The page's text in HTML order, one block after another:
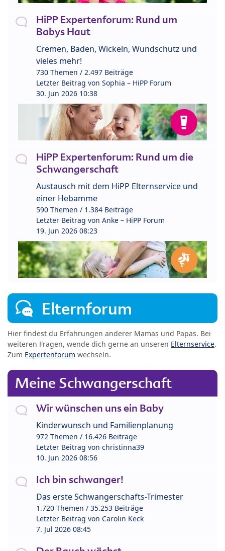
HiPP Expertenforum: Rund um
Babys Haut
Cremen, Baden, Wickeln, Wundschutz und
vieles mehr!
730 Themen / 2.497 Beiträge
Letzter Beitrag von Sophia – HiPP Forum
30. Jun 2026 10:38
HiPP Expertenforum: Rund um die
Schwangerschaft
Austausch mit dem HiPP Elternservice und
einer Hebamme
590 Themen / 1.384 Beiträge
Letzter Beitrag von Anke – HiPP Forum
19. Jun 2026 08:23
Elternforum
Hier findest du Erfahrungen anderer Mamas und Papas. Bei
weiteren Fragen, wende dich gerne an unseren Elternservice.
Zum Expertenforum wechseln.
Meine Schwangerschaft
Wir wünschen uns ein Baby
Kinderwunsch und Familienplanung
972 Themen / 16.426 Beiträge
Letzter Beitrag von christinna39
10. Jun 2026 08:56
Ich bin schwanger!
Das erste Schwangerschafts-Trimester
1.720 Themen / 35.253 Beiträge
Letzter Beitrag von Carolin Keck
7. Jul 2026 08:45